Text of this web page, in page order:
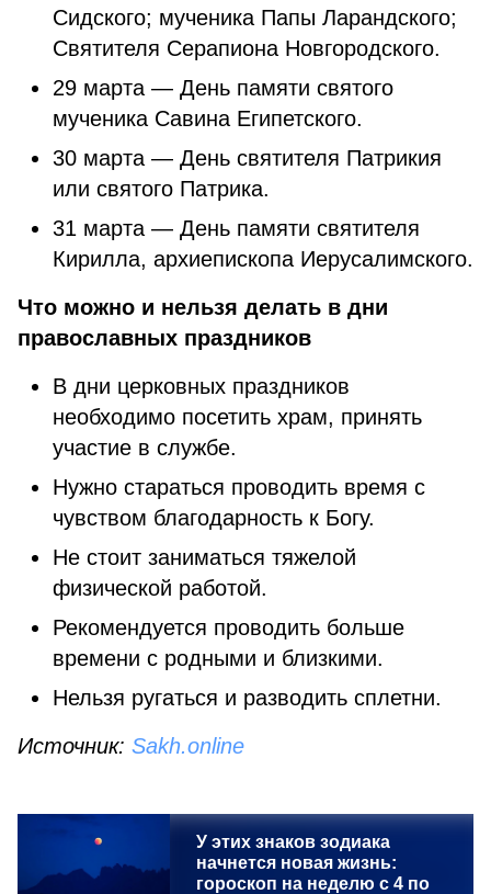
Сидского; мученика Папы Ларандского;
Святителя Серапиона Новгородского.
29 марта — День памяти святого
мученика Савина Египетского.
30 марта — День святителя Патрикия
или святого Патрика.
31 марта — День памяти святителя
Кирилла, архиепископа Иерусалимского.
Что можно и нельзя делать в дни
православных праздников
В дни церковных праздников
необходимо посетить храм, принять
участие в службе.
Нужно стараться проводить время с
чувством благодарность к Богу.
Не стоит заниматься тяжелой
физической работой.
Рекомендуется проводить больше
времени с родными и близкими.
Нельзя ругаться и разводить сплетни.
Источник: Sakh.online
У этих знаков зодиака
начнется новая жизнь:
гороскоп на неделю с 4 по